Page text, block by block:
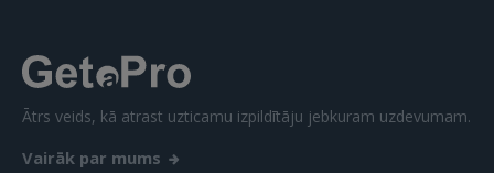
Vēl neesat reģistrējies?
Ātrs veids, kā atrast uzticamu izpildītāju jebkuram uzdevumam.
Vairāk par mums